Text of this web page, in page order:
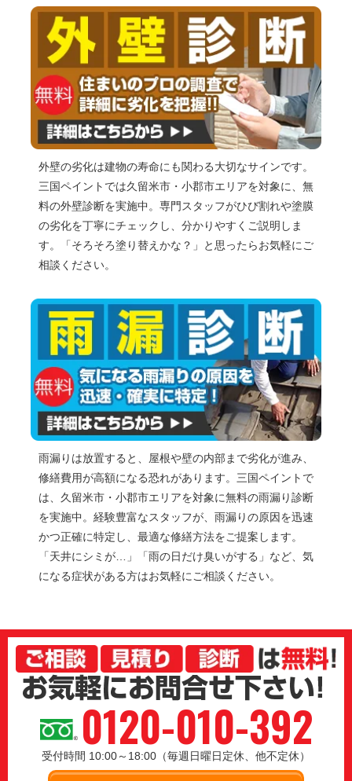
外壁の劣化は建物の寿命にも関わる大切なサインです。
三国ペイントでは久留米市・小郡市エリアを対象に、無
料の外壁診断を実施中。専門スタッフがひび割れや塗膜
の劣化を丁寧にチェックし、分かりやすくご説明しま
す。「そろそろ塗り替えかな？」と思ったらお気軽にご
相談ください。
雨漏りは放置すると、屋根や壁の内部まで劣化が進み、
修繕費用が高額になる恐れがあります。三国ペイントで
は、久留米市・小郡市エリアを対象に無料の雨漏り診断
を実施中。経験豊富なスタッフが、雨漏りの原因を迅速
かつ正確に特定し、最適な修繕方法をご提案します。
「天井にシミが…」「雨の日だけ臭いがする」など、気
になる症状がある方はお気軽にご相談ください。
0120-010-392
受付時間 10:00～18:00（毎週日曜日定休、他不定休）